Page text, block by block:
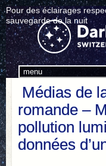
Pour des éclairages
sauvegarde de la nuit
menu
Médias de
romande –
pollution
données